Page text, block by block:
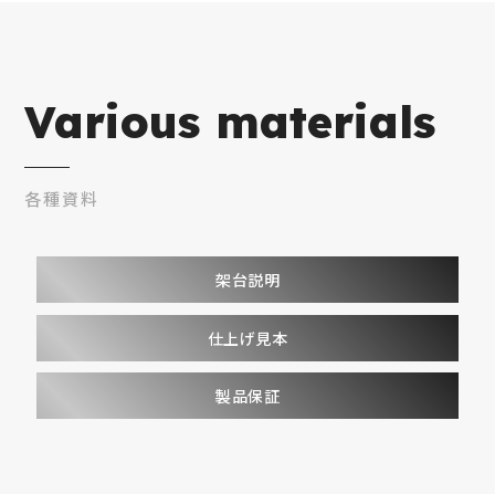
Various materials
各種資料
架台説明
仕上げ見本
製品保証